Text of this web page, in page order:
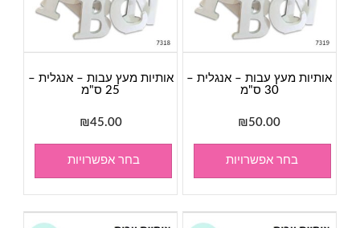
אותיות מעץ עבות – אנגלית –
30 ס"מ
₪50.00
בחר אפשרויות
אותיות מעץ עבות – אנגלית –
25 ס"מ
₪45.00
בחר אפשרויות